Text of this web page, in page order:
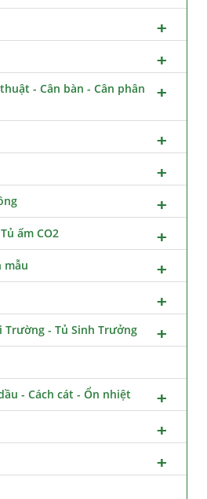
- Cân bàn - Cân phân
ấm CO2
mẫu
Trường - Tủ Sinh Trưởng
- Cách cát - Ổn nhiệt